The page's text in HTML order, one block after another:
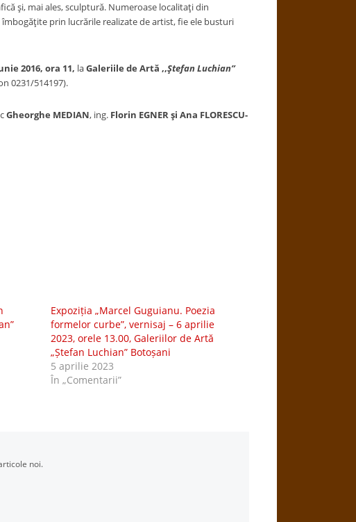
şi, mai ales, sculptură. Numeroase localitaţi din
prin lucrările realizate de artist, fie ele busturi
2016, ora 11, laGaleriile de Artă ,,Ştefan Luchian”
0231/514197).
Gheorghe MEDIAN, ing. Florin EGNER şi Ana FLORESCU-
Expoziția „Marcel Guguianu. Poezia
formelor curbe”, vernisaj – 6 aprilie
2023, orele 13.00, Galeriilor de Artă
„Ștefan Luchian” Botoșani
5 aprilie 2023
În „Comentarii”
noi.